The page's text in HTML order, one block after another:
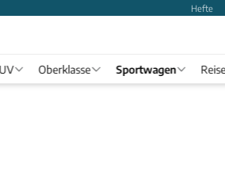
Hefte
Oberklasse Sportwagen